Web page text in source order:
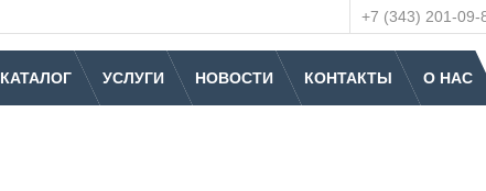
+7 (343) 201-09-
КАТАЛОГ УСЛУГИ НОВОСТИ КОНТАКТЫ О НАС